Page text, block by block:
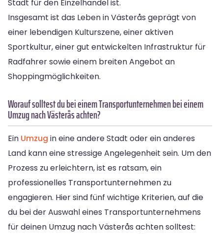
Stadt für den Einzelhandel ist.
Insgesamt ist das Leben in Västerås geprägt von
einer lebendigen Kulturszene, einer aktiven
Sportkultur, einer gut entwickelten Infrastruktur für
Radfahrer sowie einem breiten Angebot an
Shoppingmöglichkeiten.
Worauf solltest du bei einem Transportunternehmen bei einem
Umzug nach Västerås achten?
Ein Umzug in eine andere Stadt oder ein anderes
Land kann eine stressige Angelegenheit sein. Um den
Prozess zu erleichtern, ist es ratsam, ein
professionelles Transportunternehmen zu
engagieren. Hier sind fünf wichtige Kriterien, auf die
du bei der Auswahl eines Transportunternehmens
für deinen Umzug nach Västerås achten solltest: